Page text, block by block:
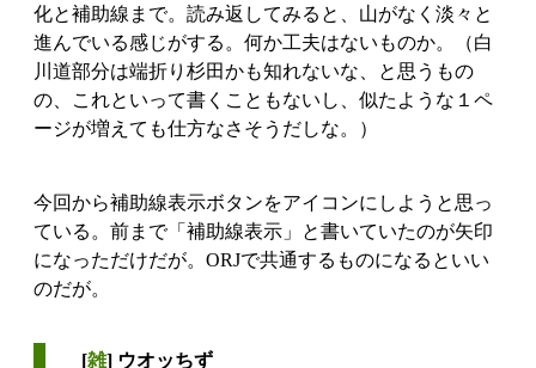
化と補助線まで。読み返してみると、山がなく淡々と
進んでいる感じがする。何か工夫はないものか。（白
川道部分は端折り杉田かも知れないな、と思うもの
の、これといって書くこともないし、似たような１ペ
ージが増えても仕方なさそうだしな。）
今回から補助線表示ボタンをアイコンにしようと思っ
ている。前まで「補助線表示」と書いていたのが矢印
になっただけだが。ORJで共通するものになるといい
のだが。
[雑] ウオッちず